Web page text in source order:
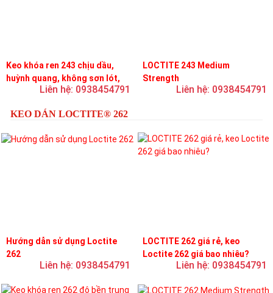
Keo khóa ren 243 chịu dầu,
huỳnh quang, không sơn lót,
dễ tháo rời, độ bền trung bình
Liên hệ: 0938454791
LOCTITE 243 Medium
Strength
Liên hệ: 0938454791
KEO DÁN LOCTITE® 262
Hướng dẫn sử dụng Loctite
262
Liên hệ: 0938454791
LOCTITE 262 giá rẻ, keo
Loctite 262 giá bao nhiêu?
Liên hệ: 0938454791